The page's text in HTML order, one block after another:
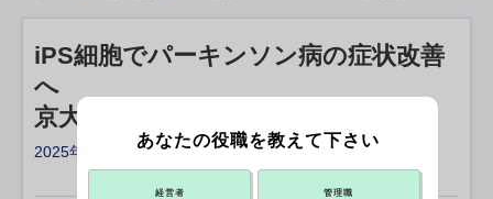
iPS細胞でパーキンソン病の症状改善
へ
京大病院、脳内移植の治験
2025年04月18日 12:00
リンクをコピー X ポスト
あなたの役職を教えて下さい
経営者 管理職